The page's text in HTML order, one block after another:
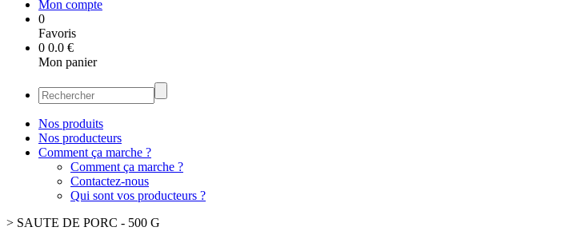
Mon compte
0
Favoris
0 0.0 €
Mon panier
Nos produits
Nos producteurs
Comment ça marche ?
Comment ça marche ?
Contactez-nous
Qui sont vos producteurs ?
> SAUTE DE PORC - 500 G